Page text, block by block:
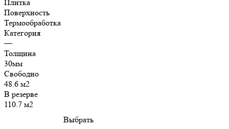
Плитка
Поверхность
Термообработка
Категория
—
Толщина
30мм
Свободно
48.6 м2
В резерве
110.7 м2
Выбрать